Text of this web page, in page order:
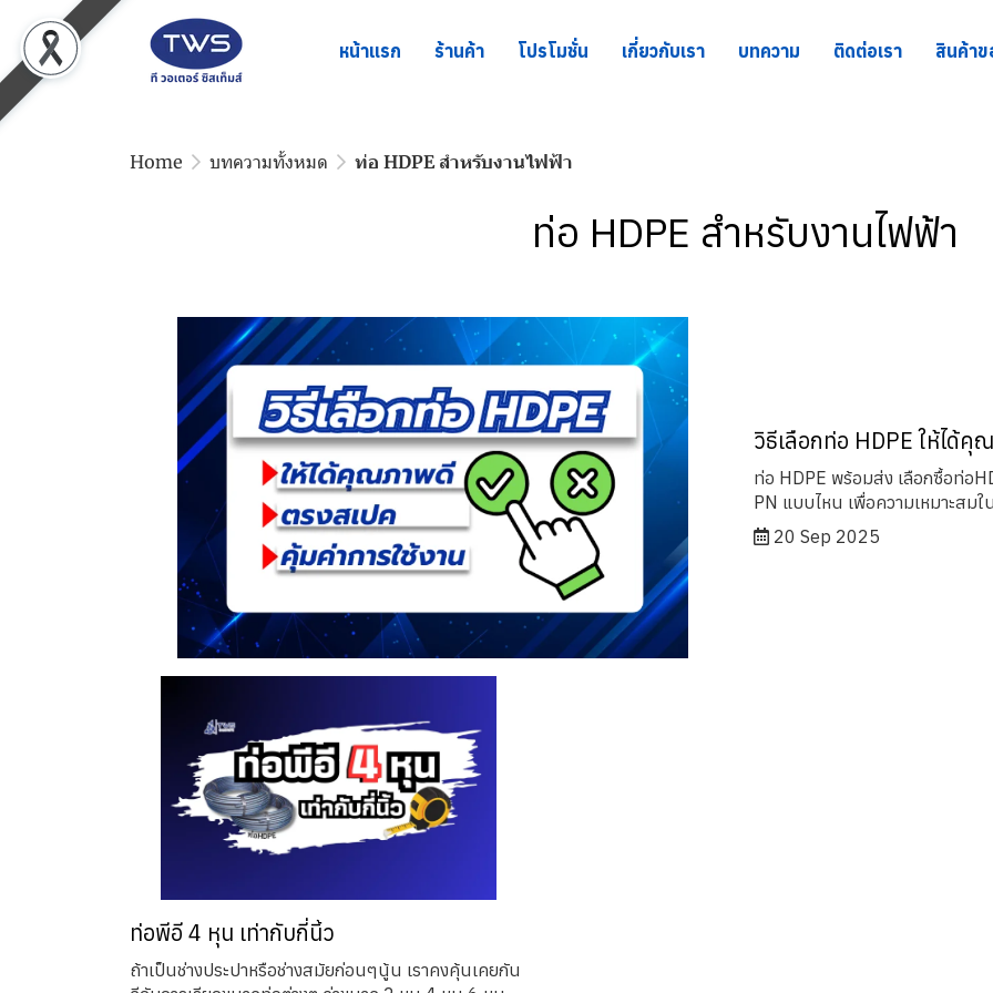
หน้าแรก ร้านค้า โปรโมชั่น เกี่ยวกับเรา บทความ ติดต่อเรา สินค้าข
Home บทความทั้งหมด ท่อ HDPE สำหรับงานไฟฟ้า
ท่อ HDPE สำหรับงานไฟฟ้า
วิธีเลือกท่อ HDPE ให้ได้คุ
ท่อ HDPE พร้อมส่ง เลือกซื้อท่อ
PN แบบไหน เพื่อความเหมาะสมใ
20 Sep 2025
ท่อพีอี 4 หุน เท่ากับกี่นิ้ว
ถ้าเป็นช่างประปาหรือช่างสมัยก่อนๆนู้น เราคงคุ้นเคยกัน